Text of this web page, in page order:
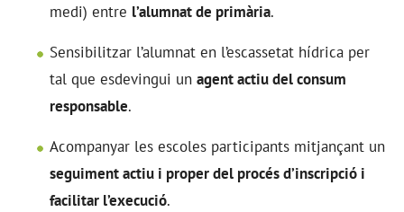
medi) entre l’alumnat de primària.
Sensibilitzar l’alumnat en l’escassetat hídrica per
tal que esdevingui un agent actiu del consum
responsable.
Acompanyar les escoles participants mitjançant un
seguiment actiu i proper del procés d’inscripció i
facilitar l’execució.